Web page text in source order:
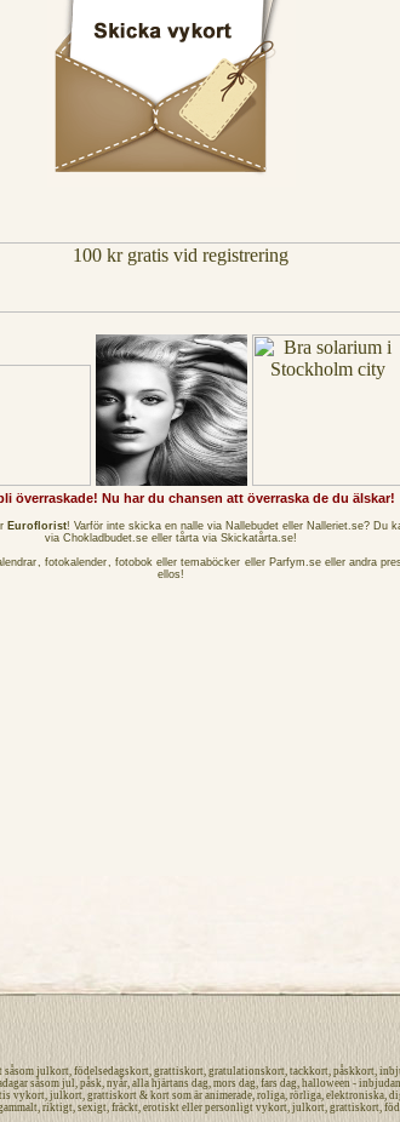
överraskade! Nu har du chansen att överraska de du älskar!
Euroflorist! Varför inte skicka en nalle via Nallebudet eller Nalleriet.se? Du
via Chokladbudet.se eller tårta via Skickatårta.se!
, fotokalender, fotobok eller temaböcker eller Parfym.se eller andra
ellos!
såsom julkort, födelsedagskort, grattiskort, gratulationskort, tackkort, påskkort,
såsomjul, påsk, nyår, alla hjärtans dag, mors dag, fars dag, halloween - inbjudan
vykort, julkort, grattiskort& kortsom är animerade, roliga, rörliga, elektroniska,
,riktigt, sexigt, fräckt, erotiskteller personligt vykort, julkort, grattiskort,